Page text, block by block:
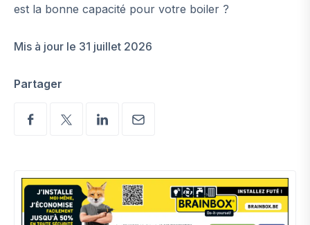
est la bonne capacité pour votre boiler ?
Mis à jour le 31 juillet 2026
Partager